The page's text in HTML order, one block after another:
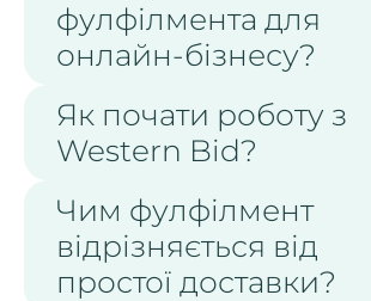
фулфілмента для
онлайн-бізнесу?
Як почати роботу з
Western Bid?
Чим фулфілмент
відрізняється від
простої доставки?